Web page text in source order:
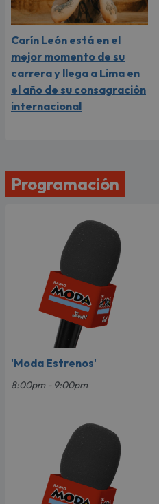
Carín León está en el
mejor momento de su
carrera y llega a Lima en
el año de su consagración
internacional
Programación
'Moda Estrenos'
8:00pm - 9:00pm